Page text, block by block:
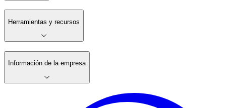
Herramientas y recursos
Información de la empresa